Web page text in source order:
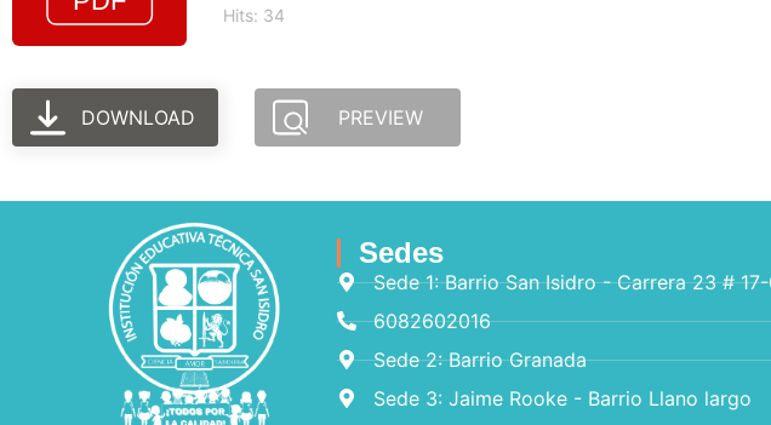
Hits: 34
DOWNLOAD PREVIEW
Sedes
Sede 1: Barrio San Isidro - Carrera 23 #
6082602016
Sede 2: Barrio Granada
Sede 3: Jaime Rooke - Barrio Llano largo